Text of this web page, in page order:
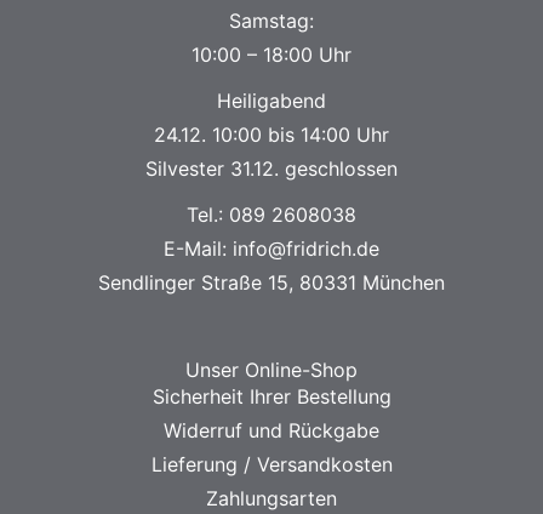
Samstag:
10:00 – 18:00 Uhr
Heiligabend
24.12. 10:00 bis 14:00 Uhr
Silvester 31.12. geschlossen
Tel.: 089 2608038
E-Mail: info@fridrich.de
Sendlinger Straße 15, 80331 München
Unser Online-Shop
Sicherheit Ihrer Bestellung
Widerruf und Rückgabe
Lieferung / Versandkosten
Zahlungsarten